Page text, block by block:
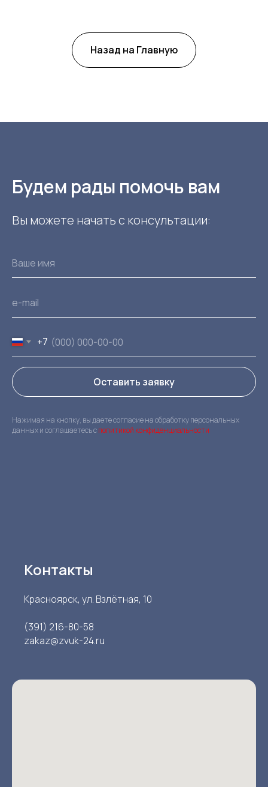
Назад на Главную
Будем рады помочь вам
Вы можете начать с консультации:
+7
Оставить заявку
Нажимая на кнопку, вы даете согласие на обработку персональных
данных и соглашаетесь cполитикой конфиденциальности
Контакты
Красноярск, ул. Взлётная, 10
(391) 216-80-58
zakaz@zvuk-24.ru